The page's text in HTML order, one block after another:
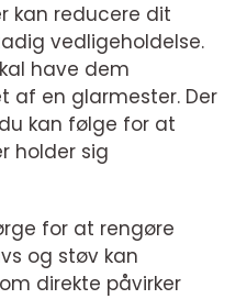
kan reducere dit
vedligeholdelse.
have dem
af en glarmester. Der
kan følge for at
holder sig
for at rengøre
og støv kan
direkte påvirker